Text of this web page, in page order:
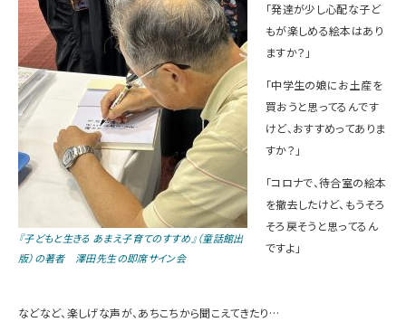
『子どもと生きる あまえ子育てのすすめ』（童話館出
版）の著者 澤田先生の即席サイン会
「発達が少し心配な子ど
もが楽しめる絵本はあり
ますか？」
「中学生の娘にお土産を
買おうと思ってるんです
けど、おすすめってありま
すか？」
「コロナで、待合室の絵本
を撤去したけど、もうそろ
そろ戻そうと思ってるん
ですよ」
などなど、楽しげな声が、あちこちから聞こえてきたり…